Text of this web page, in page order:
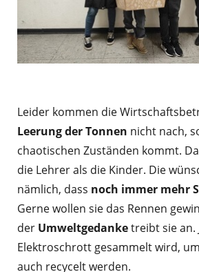
Leider kommen die
Leerung der Tonnen nicht nach,
chaotischen Zuständen kommt.
die Lehrer als die Kinder. Die
nämlich, dass noch immer mehr
Gerne wollen sie das Rennen
der Umweltgedanketreibt sie an.
Elektroschrott gesammelt wird,
auch recycelt werden.